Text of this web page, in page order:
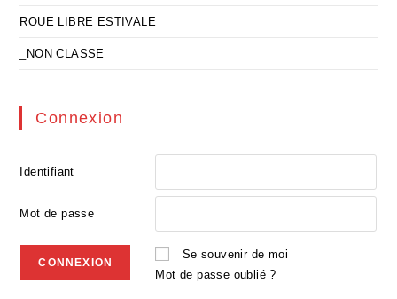
ROUE LIBRE ESTIVALE
_NON CLASSE
Connexion
Identifiant
Mot de passe
Se souvenir de moi
Mot de passe oublié ?